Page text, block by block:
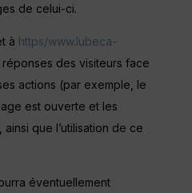
de celui-ci.
à https/www.lubeca-
des visiteurs face
actions (par exemple, le
est ouverte et les
que l’utilisation de ce
éventuellement